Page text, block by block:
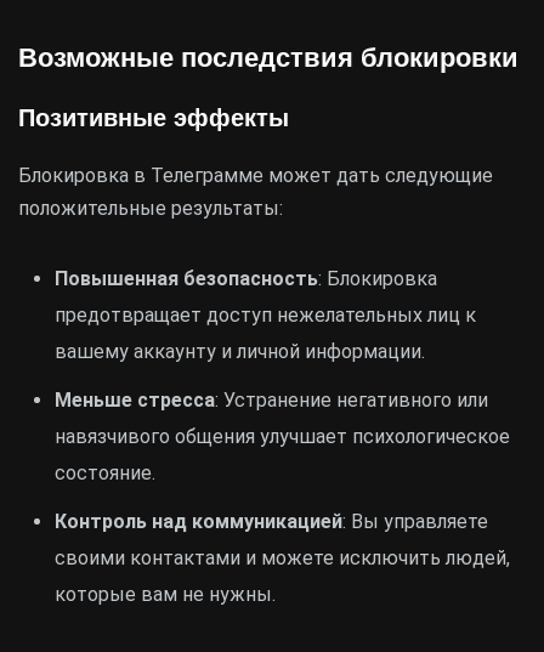
Возможные последствия блокировки
Позитивные эффекты
Блокировка в Телеграмме может дать следующие
положительные результаты:
Повышенная безопасность: Блокировка
предотвращает доступ нежелательных лиц к
вашему аккаунту и личной информации.
Меньше стресса: Устранение негативного или
навязчивого общения улучшает психологическое
состояние.
Контроль над коммуникацией: Вы управляете
своими контактами и можете исключить людей,
которые вам не нужны.